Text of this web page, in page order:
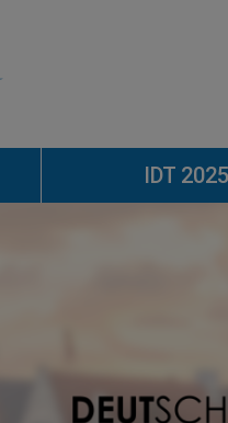
IDT 2025